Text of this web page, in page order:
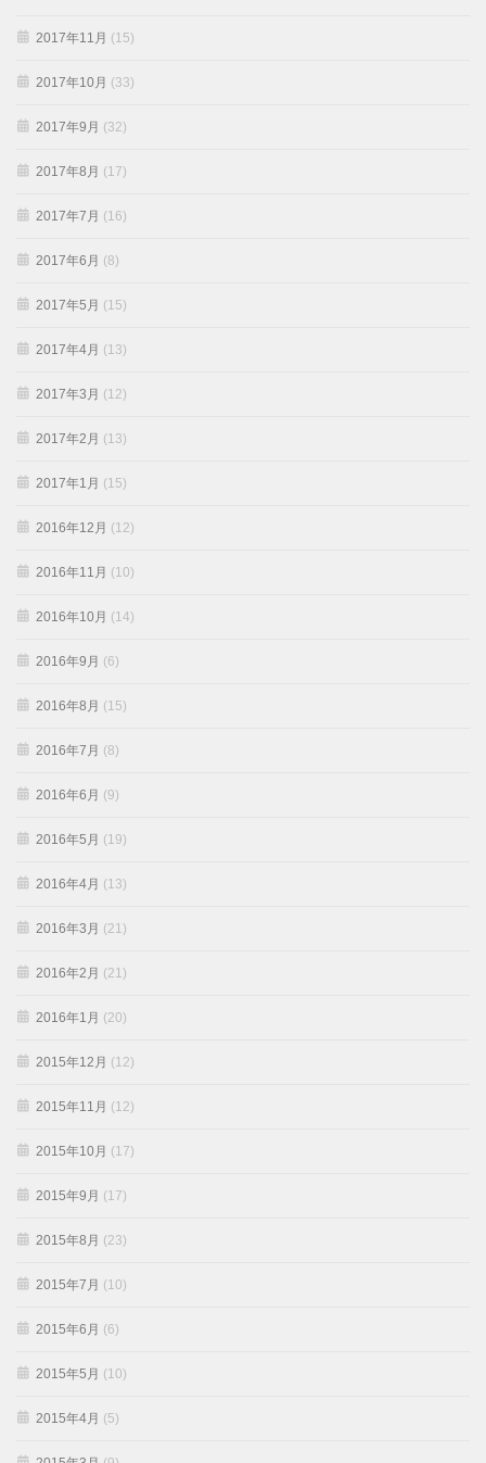
2017年11月 (15)
2017年10月 (33)
2017年9月 (32)
2017年8月 (17)
2017年7月 (16)
2017年6月 (8)
2017年5月 (15)
2017年4月 (13)
2017年3月 (12)
2017年2月 (13)
2017年1月 (15)
2016年12月 (12)
2016年11月 (10)
2016年10月 (14)
2016年9月 (6)
2016年8月 (15)
2016年7月 (8)
2016年6月 (9)
2016年5月 (19)
2016年4月 (13)
2016年3月 (21)
2016年2月 (21)
2016年1月 (20)
2015年12月 (12)
2015年11月 (12)
2015年10月 (17)
2015年9月 (17)
2015年8月 (23)
2015年7月 (10)
2015年6月 (6)
2015年5月 (10)
2015年4月 (5)